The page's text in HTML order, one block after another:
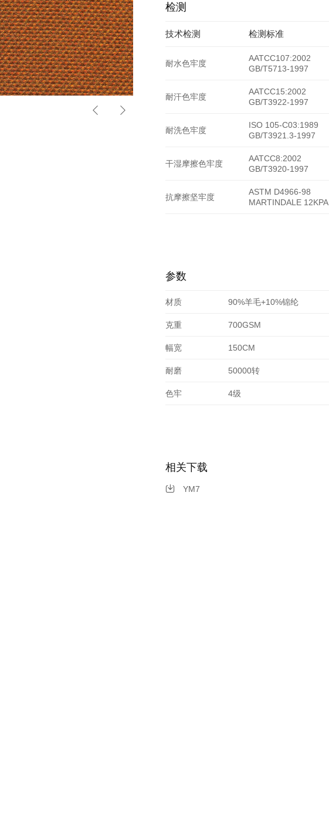
检测
技术检测 检测标准
耐水色牢度
AATCC107:2002
GB/T5713-1997
耐汗色牢度
AATCC15:2002
GB/T3922-1997
耐洗色牢度
ISO 105-C03:1989
GB/T3921.3-1997
干湿摩擦色牢度
AATCC8:2002
GB/T3920-1997
抗摩擦坚牢度
ASTM D4966-98
MARTINDALE 12KPA
参数
材质 90%羊毛+10%锦纶
克重 700GSM
幅宽 150CM
耐磨 50000转
色牢 4级
相关下载
YM7